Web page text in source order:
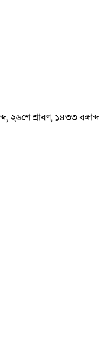
শ্রাবণ, ১৪৩৩ বঙ্গাব্দ